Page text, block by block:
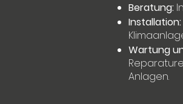
Beratung:
Installation:
Wartung
Anlagen.